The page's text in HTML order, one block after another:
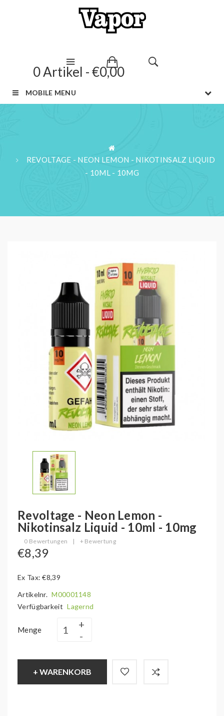
0 Artikel - €0,00
MOBILE MENU
REVOLTAGE - NEON LEMON - NIKOTINSALZ LIQUID
- 10ML - 10MG
Revoltage - Neon Lemon -
Nikotinsalz Liquid - 10ml - 10mg
0 Bewertungen | + Bewertung
€8,39
Ex Tax: €8,39
Artikelnr. M00001148
Verfügbarkeit Lagernd
Menge
+ WARENKORB